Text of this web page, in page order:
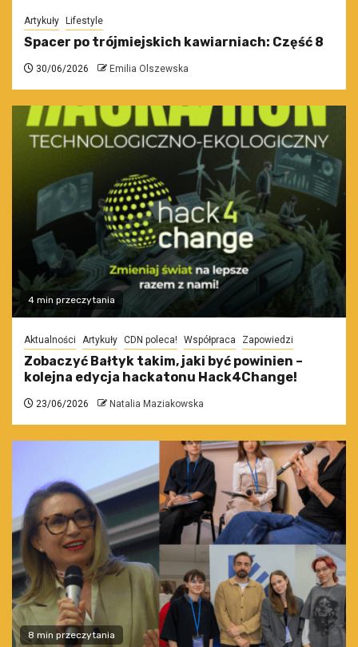
Artykuły Lifestyle
Spacer po trójmiejskich kawiarniach: Część 8
30/06/2026 Emilia Olszewska
4 min przeczytania
Aktualności Artykuły CDN poleca! Współpraca Zapowiedzi
Zobaczyć Bałtyk takim, jaki być powinien –
kolejna edycja hackatonu Hack4Change!
23/06/2026 Natalia Maziakowska
8 min przeczytania